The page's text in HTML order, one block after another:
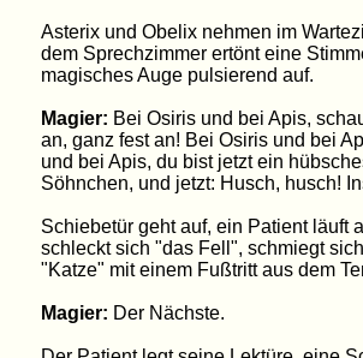
Asterix und Obelix nehmen im
dem Sprechzimmer ertönt eine
magisches Auge pulsierend auf.
Magier: Bei Osiris und bei Apis,
an, ganz fest an! Bei Osiris und bei
und bei Apis, du bist jetzt ein
Söhnchen, und jetzt: Husch, husch!
Schiebetür geht auf, ein Patient läuft
schleckt sich "das Fell", schmiegt
"Katze" mit einem Fußtritt aus dem
Magier: Der Nächste.